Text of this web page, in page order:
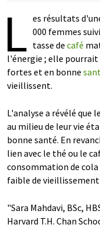
L es résultats
000 femmes
tasse de café
l'énergie ; elle pourrait
fortes et en bonne
vieillissent.
L'analyse a révélé que
au milieu de leur vie
bonne santé. En
lien avec le thé ou le
consommation de
faible de
"Sara Mahdavi, BSc,
Harvard T.H. Chan